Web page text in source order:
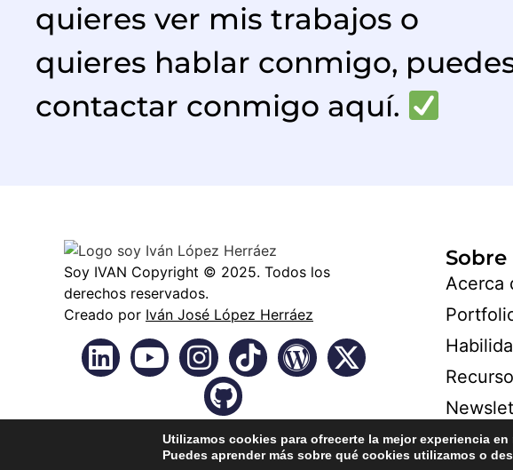
quieres ver mis trabajos o
quieres hablar conmigo,
contactar conmigo aquí.
Soy IVAN Copyright © 2025. Todos los
derechos reservados.
Creado por Iván José López Herráez
Acerca
Utilizamos cookies para ofrecerte la mejor experiencia en
Puedes aprender más sobre qué cookies utilizamos o